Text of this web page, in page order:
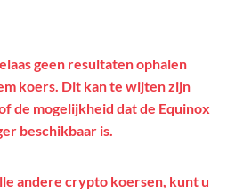
geen resultaten ophalen
koers. Dit kan te wijten zijn
de mogelijkheid dat de Equinox
beschikbaar is.
andere crypto koersen, kunt u